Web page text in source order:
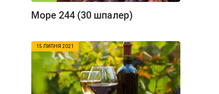
Море 244 (30 шпалер)
15 ЛИПНЯ 2021